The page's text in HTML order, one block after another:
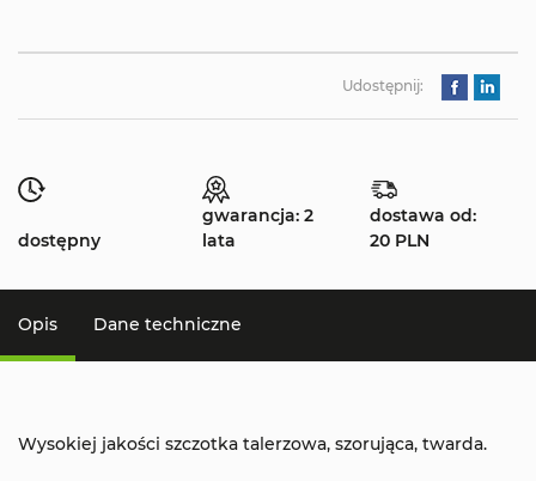
Udostępnij:
dostępny
gwarancja: 2
lata
dostawa od:
20 PLN
Opis Dane techniczne
Wysokiej jakości szczotka talerzowa, szorująca, twarda.